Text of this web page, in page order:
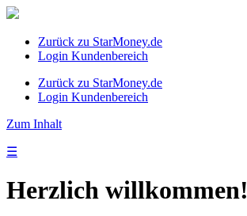
Zurück zu StarMoney.de
Login Kundenbereich
Zurück zu StarMoney.de
Login Kundenbereich
Zum Inhalt
☰
Herzlich willkommen!